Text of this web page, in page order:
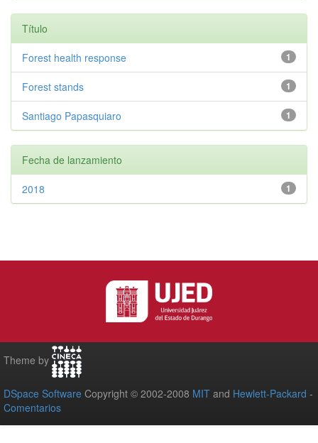
Título
1
Forest health response
1
Forest stands
1
Santiago Papasquiaro
Fecha de lanzamiento
1
2018
Theme by
DSpace Software Copyright © 2002-2008 MIT and Hewlett-Packard -
Comentarios